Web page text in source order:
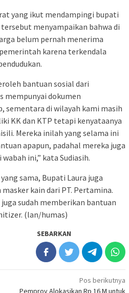
yang ikut mendampingi bupati
menyampaikan bahwa di
belum pernah menerima
karena terkendala
bantuan sosial dari
mempunyai dokumen
sementara di wilayah kami masih
KK dan KTP tetapi kenyataanya
Mereka inilah yang selama ini
apapun, padahal mereka juga
ini,” kata Sudiasih.
sama, Bupati Laura juga
kain dari PT. Pertamina.
sudah memberikan bantuan
(lan/humas)
SEBARKAN
Pos berikutnya
Pemprov Alokasikan Rp 16 M untuk